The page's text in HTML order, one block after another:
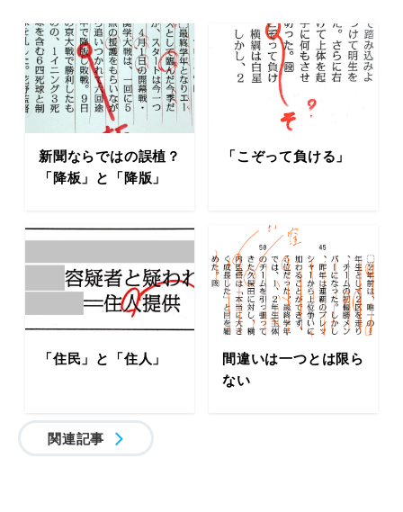
新聞ならではの誤植？
「降板」と「降版」
「こぞって負ける」
「住民」と「住人」
間違いは一つとは限ら
ない
関連記事